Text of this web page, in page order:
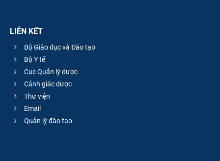
LIÊN KẾT
Bộ Giáo dục và Đào tạo
Bộ Y tế
Cục Quản lý dược
Cảnh giác dược
Thư viện
Email
Quản lý đào tạo